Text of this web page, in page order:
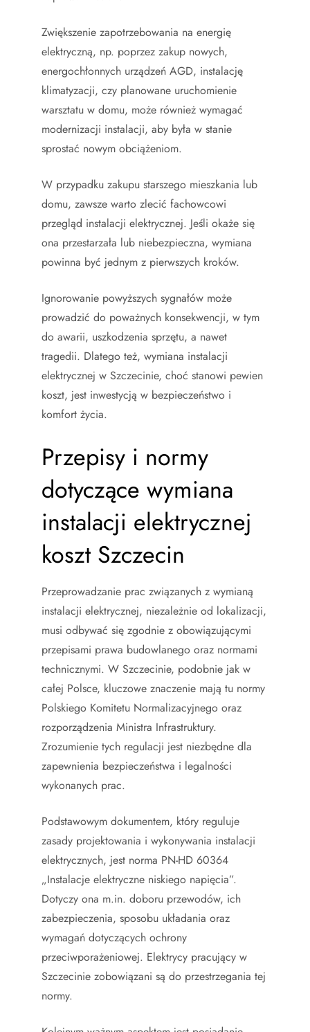
Zwiększenie zapotrzebowania na energię
elektryczną, np. poprzez zakup nowych,
energochłonnych urządzeń AGD, instalację
klimatyzacji, czy planowane uruchomienie
warsztatu w domu, może również wymagać
modernizacji instalacji, aby była w stanie
sprostać nowym obciążeniom.
W przypadku zakupu starszego mieszkania lub
domu, zawsze warto zlecić fachowcowi
przegląd instalacji elektrycznej. Jeśli okaże się
ona przestarzała lub niebezpieczna, wymiana
powinna być jednym z pierwszych kroków.
Ignorowanie powyższych sygnałów może
prowadzić do poważnych konsekwencji, w tym
do awarii, uszkodzenia sprzętu, a nawet
tragedii. Dlatego też, wymiana instalacji
elektrycznej w Szczecinie, choć stanowi pewien
koszt, jest inwestycją w bezpieczeństwo i
komfort życia.
Przepisy i normy
dotyczące wymiana
instalacji elektrycznej
koszt Szczecin
Przeprowadzanie prac związanych z wymianą
instalacji elektrycznej, niezależnie od lokalizacji,
musi odbywać się zgodnie z obowiązującymi
przepisami prawa budowlanego oraz normami
technicznymi. W Szczecinie, podobnie jak w
całej Polsce, kluczowe znaczenie mają tu normy
Polskiego Komitetu Normalizacyjnego oraz
rozporządzenia Ministra Infrastruktury.
Zrozumienie tych regulacji jest niezbędne dla
zapewnienia bezpieczeństwa i legalności
wykonanych prac.
Podstawowym dokumentem, który reguluje
zasady projektowania i wykonywania instalacji
elektrycznych, jest norma PN-HD 60364
„Instalacje elektryczne niskiego napięcia”.
Dotyczy ona m.in. doboru przewodów, ich
zabezpieczenia, sposobu układania oraz
wymagań dotyczących ochrony
przeciwporażeniowej. Elektrycy pracujący w
Szczecinie zobowiązani są do przestrzegania tej
normy.